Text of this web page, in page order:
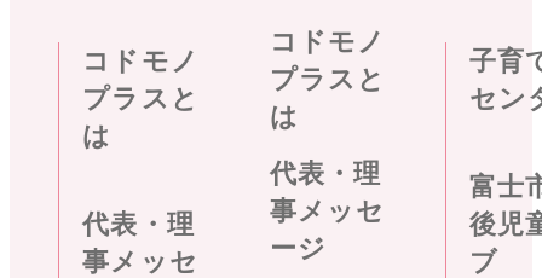
コドモノ
プラスと
は
代表・理
事メッセ
コドモノ
プラスと
は
代表・理
事メッセ
ージ
子育
セン
富士
後児
ブ